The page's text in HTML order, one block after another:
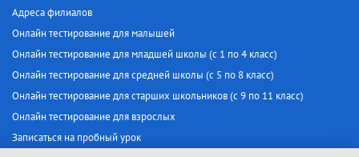
Адреса филиалов
Онлайн тестирование для малышей
Онлайн тестирование для младшей школы (с 1 по 4 класс)
Онлайн тестирование для средней школы (с 5 по 8 класс)
Онлайн тестирование для старших школьников (с 9 по 11 класс)
Онлайн тестирование для взрослых
Записаться на пробный урок